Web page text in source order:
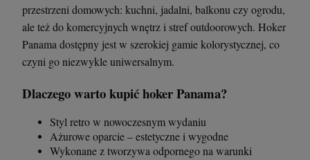
szt.
DO KOSZYKA
szt.
DO KOSZYKA
przestrzeni domowych: kuchni, jadalni, balkonu czy ogrodu,
ale też do komercyjnych wnętrz i stref outdoorowych. Hoker
Panama dostępny jest w szerokiej gamie kolorystycznej, co
czyni go niezwykle uniwersalnym.
Dlaczego warto kupić hoker Panama?
Styl retro w nowoczesnym wydaniu
Ażurowe oparcie – estetyczne i wygodne
Wykonane z tworzywa odpornego na warunki